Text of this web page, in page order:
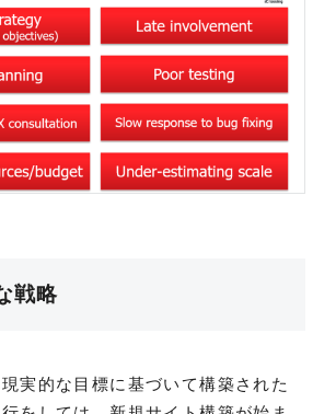
戦略
実的な目標に基づいて構築された